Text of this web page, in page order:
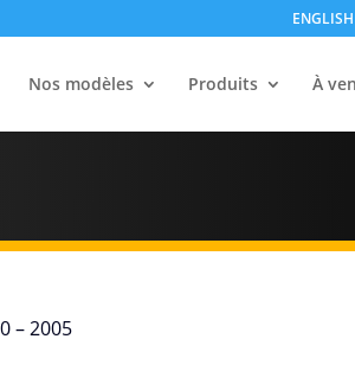
ENGLISH
Nos modèles Produits À
– 2005